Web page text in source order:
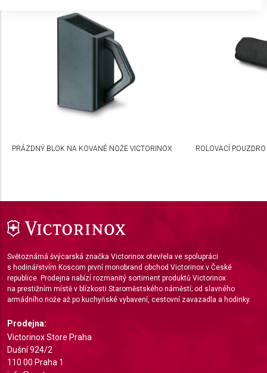
PRÁZDNÝ BLOK NA KOVANÉ NOŽE VICTORINOX ROLOVACÍ
Světoznámá švýcarská značka Victorinox otevřela ve spolupráci
s hodinářstvím Koscom první monobrand obchod Victorinox v České
republice. Prodejna nabízí rozmanitý sortiment produktů Victorinox
na prestižním místě v blízkosti Staroměstského náměstí; od slavného
armádního nože až po kuchyňské vybavení, cestovní zavazadla a hodinky.
Prodejna:
Victorinox Store Praha
Dušní 924/2
110 00 Praha 1
Store and/or access information on a device
Use limited data to select advertising
Create profiles for personalised advertising
Use profiles to select personalised
Use profiles to select personalised content
Understand audiences through statistics or
combinations of data from different sources
Develop and improve services
Use limited data to select content
IAB Special Features:
Use precise geolocation data
Identify devices based on information actively
requested